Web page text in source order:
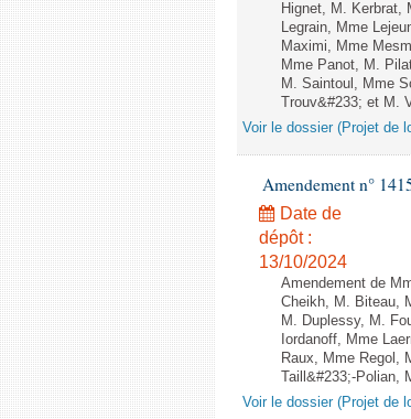
Hignet, M. Kerbrat,
Legrain, Mme
Maximi, Mme
Mme Panot, M.
M. Saintoul, Mme
Trouv&#233; et M.
Voir le dossier (Projet de
Amendement n°
Date de
dépôt :
13/10/2024
Amendement de
Cheikh, M. Biteau,
M. Duplessy, M.
Iordanoff, Mme
Raux, Mme Regol,
Taill&#233;-
Voir le dossier (Projet de